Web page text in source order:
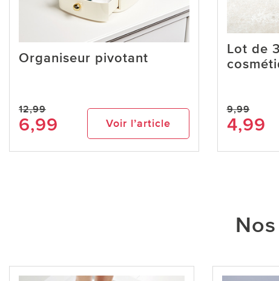
Organiseur pivotant
12,99
6,99 Voir l’article
Lot de
9,99
4,99